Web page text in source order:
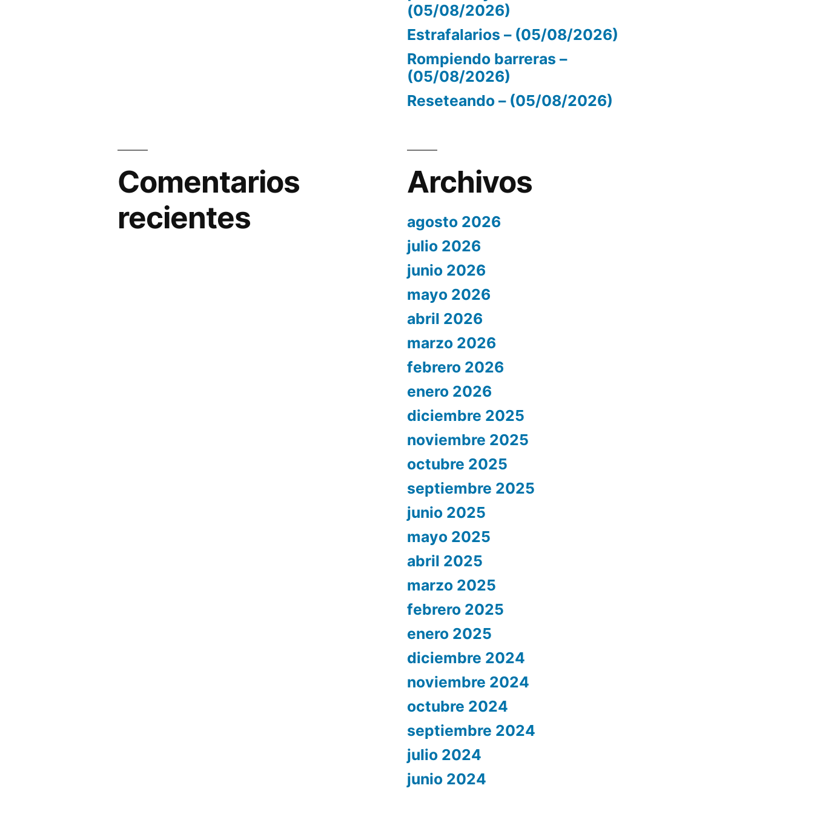
(05/08/2026)
Estrafalarios – (05/08/2026)
Rompiendo barreras –
(05/08/2026)
Reseteando – (05/08/2026)
Comentarios
recientes
Archivos
agosto 2026
julio 2026
junio 2026
mayo 2026
abril 2026
marzo 2026
febrero 2026
enero 2026
diciembre 2025
noviembre 2025
octubre 2025
septiembre 2025
junio 2025
mayo 2025
abril 2025
marzo 2025
febrero 2025
enero 2025
diciembre 2024
noviembre 2024
octubre 2024
septiembre 2024
julio 2024
junio 2024